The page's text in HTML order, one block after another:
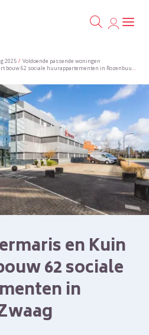
Ga
2025
Voldoende passende woningen
62 sociale huurappartementen in Rozenbuurt Zwaag
en Kuin
62 sociale
in